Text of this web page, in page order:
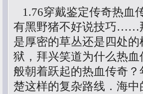
1.76穿戴鉴定传奇热血
有黑野猪不好说技巧……
是厚密的草丛还是四处
狱，拜兴笑道为什么热
般朝着跃起的热血传奇
楚这样的复杂路线．海